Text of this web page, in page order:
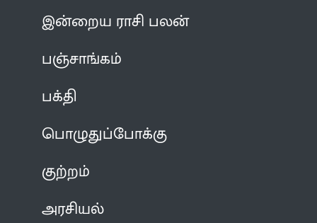
இன்றைய ராசி பலன்
பஞ்சாங்கம்
பக்தி
பொழுதுப்போக்கு
குற்றம்
அரசியல்